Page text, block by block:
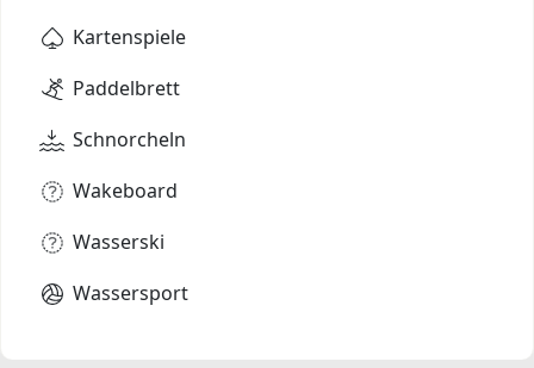
Kartenspiele
Paddelbrett
Schnorcheln
Wakeboard
Wasserski
Wassersport